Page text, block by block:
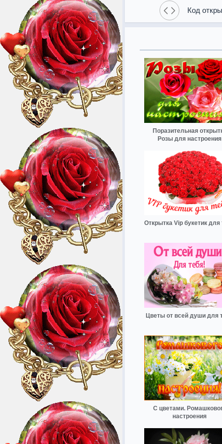
Код
Поразительная
Розы для настроения
Открытка Vip букетик для
Цветы от всей души для
С цветами.
настроения